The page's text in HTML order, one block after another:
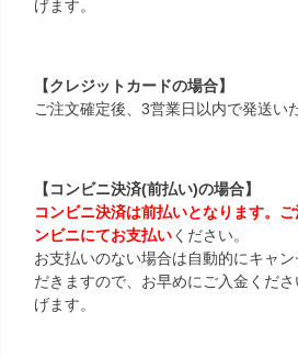
げます。
【クレジットカードの場合】
ご注文確定後、3営業日以内で発送い
【コンビニ決済(前払い)の場合】
コンビニ決済は前払いとなります。
ンビニにてお支払いください。
お支払いのない場合は自動的にキャ
だきますので、お早めにご入金くだ
げます。